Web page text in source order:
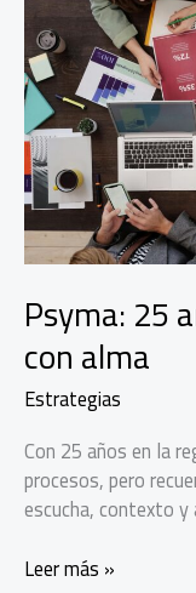
Psyma: 25
con alma
Estrategias
Con 25 años en la
procesos, pero
escucha, contexto y
Psyma:
Leer más »